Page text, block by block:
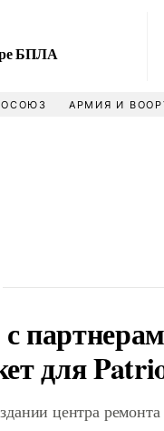
БПЛА
АРМИЯ И
для
центра